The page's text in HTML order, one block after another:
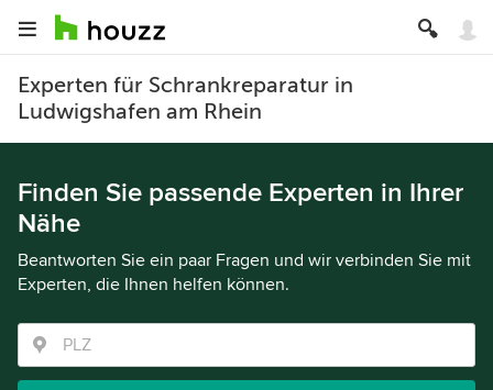
Experten für Schrankreparatur in
Ludwigshafen am Rhein
Finden Sie passende Experten in Ihrer
Nähe
Beantworten Sie ein paar Fragen und wir verbinden Sie mit
Experten, die Ihnen helfen können.